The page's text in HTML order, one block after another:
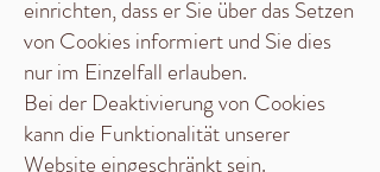
einrichten, dass er Sie über das Setzen
von Cookies informiert und Sie dies
nur im Einzelfall erlauben.
Bei der Deaktivierung von Cookies
kann die Funktionalität unserer
Website eingeschränkt sein.